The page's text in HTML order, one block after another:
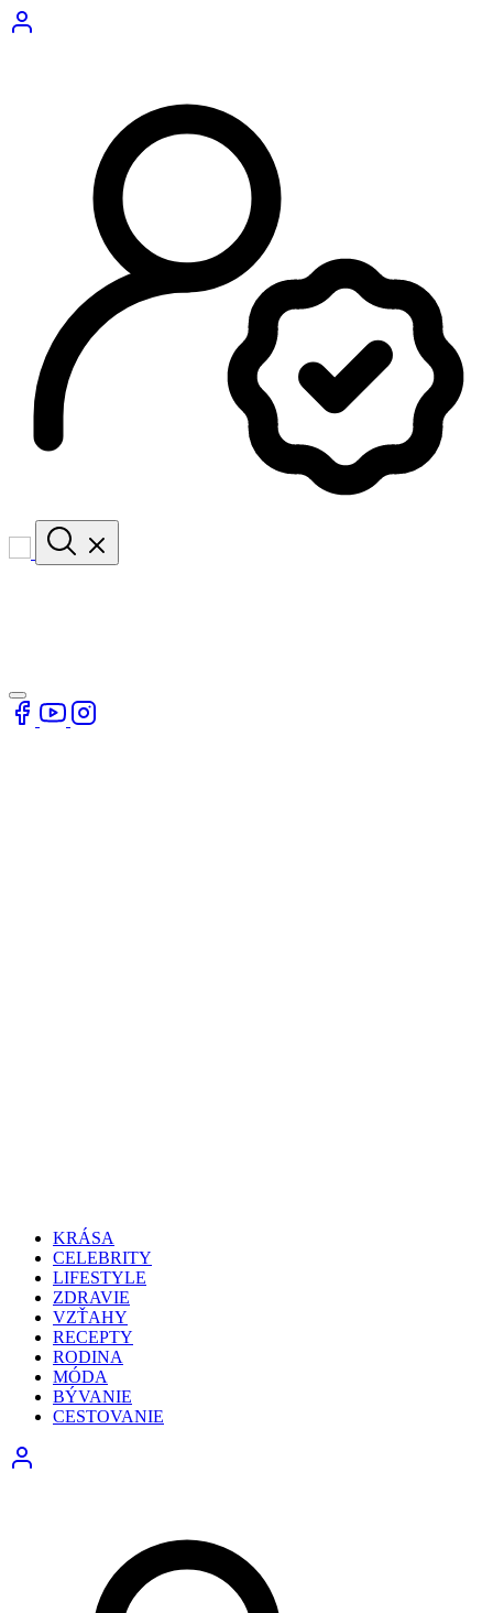
KRÁSA
CELEBRITY
LIFESTYLE
ZDRAVIE
VZŤAHY
RECEPTY
RODINA
MÓDA
BÝVANIE
CESTOVANIE